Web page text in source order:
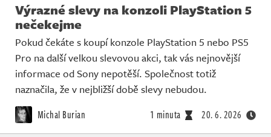
Výrazné slevy na konzoli PlayStation 5
nečekejme
Pokud čekáte s koupí konzole PlayStation 5 nebo PS5
Pro na další velkou slevovou akci, tak vás nejnovější
informace od Sony nepotěší. Společnost totiž
naznačila, že v nejbližší době slevy nebudou.
Michal Burian 1 minuta 20. 6. 2026